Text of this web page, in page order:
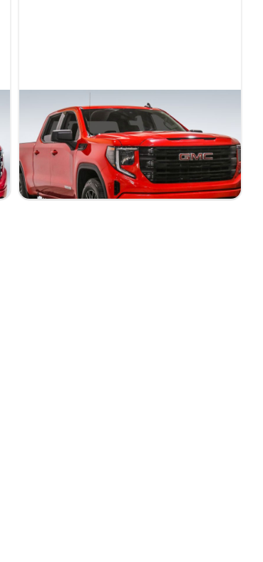
GMC Sierra 1500 2024
Elevation
77 055 km
51 995 $
Stock R3529 / NIV 154662